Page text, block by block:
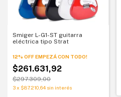
Smiger L-G1-ST guitarra
eléctrica tipo Strat
12% OFF EMPEZÁ CON TODO!
$261.631,92
$297.309,00
3x $87.210,64 sin interés